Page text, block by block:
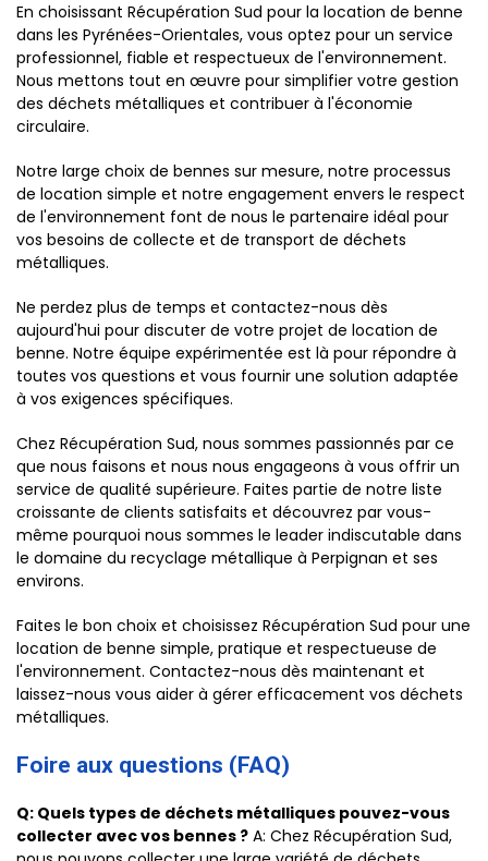
En choisissant Récupération Sud pour la location de benne
dans les Pyrénées-Orientales, vous optez pour un service
professionnel, fiable et respectueux de l'environnement.
Nous mettons tout en œuvre pour simplifier votre gestion
des déchets métalliques et contribuer à l'économie
circulaire.
Notre large choix de bennes sur mesure, notre processus
de location simple et notre engagement envers le respect
de l'environnement font de nous le partenaire idéal pour
vos besoins de collecte et de transport de déchets
métalliques.
Ne perdez plus de temps et contactez-nous dès
aujourd'hui pour discuter de votre projet de location de
benne. Notre équipe expérimentée est là pour répondre à
toutes vos questions et vous fournir une solution adaptée
à vos exigences spécifiques.
Chez Récupération Sud, nous sommes passionnés par ce
que nous faisons et nous nous engageons à vous offrir un
service de qualité supérieure. Faites partie de notre liste
croissante de clients satisfaits et découvrez par vous-
même pourquoi nous sommes le leader indiscutable dans
le domaine du recyclage métallique à Perpignan et ses
environs.
Faites le bon choix et choisissez Récupération Sud pour une
location de benne simple, pratique et respectueuse de
l'environnement. Contactez-nous dès maintenant et
laissez-nous vous aider à gérer efficacement vos déchets
métalliques.
Foire aux questions (FAQ)
Q: Quels types de déchets métalliques pouvez-vous
collecter avec vos bennes ? A: Chez Récupération Sud,